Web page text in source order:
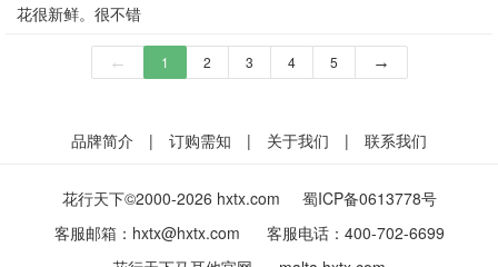
花很新鲜。很不错
← 1 2 3 4 5 →
品牌简介 | 订购需知 | 关于我们 | 联系我们
花行天下©2000-2026 hxtx.com
蜀ICP备0613778号
客服邮箱： hxtx@hxtx.com 客服电话： 400-702-6699